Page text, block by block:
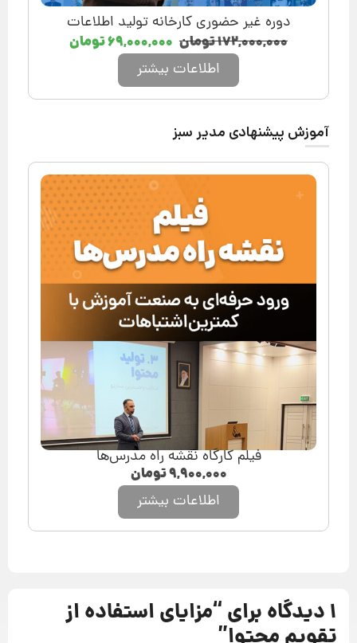
دوره غیر حضوری کارخانه تولید اطلاعات
۱۷۲,۰۰۰,۰۰۰تومان ۶۹,۰۰۰,۰۰۰تومان
اطلاعات بیشتر
آموزش پیشنهادی مدیر سبز
فیلم کارگاه نقشه راه مدرس‌ها
۹,۹۰۰,۰۰۰تومان
اطلاعات بیشتر
1 دیدگاه برای “ مزایای استفاده از